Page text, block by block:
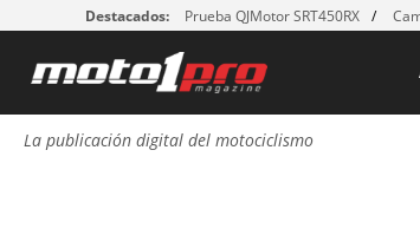
Destacados: Prueba QJMotor SRT450RX
La publicación digital del motociclismo